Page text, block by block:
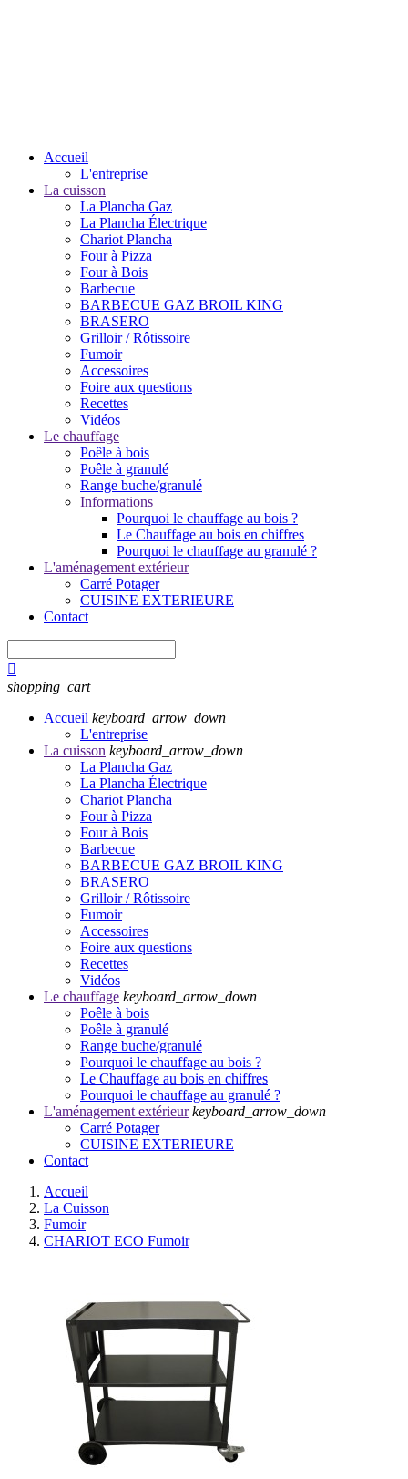
Accueil
L'entreprise
La cuisson
La Plancha Gaz
La Plancha Électrique
Chariot Plancha
Four à Pizza
Four à Bois
Barbecue
BARBECUE GAZ BROIL KING
BRASERO
Grilloir / Rôtissoire
Fumoir
Accessoires
Foire aux questions
Recettes
Vidéos
Le chauffage
Poêle à bois
Poêle à granulé
Range buche/granulé
Informations
Pourquoi le chauffage au bois ?
Le Chauffage au bois en chiffres
Pourquoi le chauffage au granulé ?
L'aménagement extérieur
Carré Potager
CUISINE EXTERIEURE
Contact

shopping_cart
Accueil keyboard_arrow_down
L'entreprise
La cuisson keyboard_arrow_down
La Plancha Gaz
La Plancha Électrique
Chariot Plancha
Four à Pizza
Four à Bois
Barbecue
BARBECUE GAZ BROIL KING
BRASERO
Grilloir / Rôtissoire
Fumoir
Accessoires
Foire aux questions
Recettes
Vidéos
Le chauffage keyboard_arrow_down
Poêle à bois
Poêle à granulé
Range buche/granulé
Pourquoi le chauffage au bois ?
Le Chauffage au bois en chiffres
Pourquoi le chauffage au granulé ?
L'aménagement extérieur keyboard_arrow_down
Carré Potager
CUISINE EXTERIEURE
Contact
Accueil
La Cuisson
Fumoir
CHARIOT ECO Fumoir